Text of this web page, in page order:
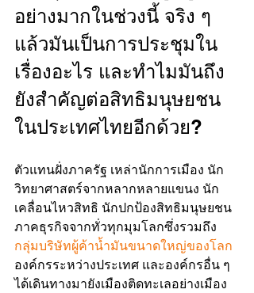
อย่างมากในช่วงนี้ จริง ๆ
แล้วมันเป็นการประชุมใน
เรื่องอะไร และทำไมมันถึง
ยังสำคัญต่อสิทธิมนุษยชน
ในประเทศไทยอีกด้วย?
ตัวแทนฝั่งภาครัฐ เหล่านักการเมือง นัก
วิทยาศาสตร์จากหลากหลายแขนง นัก
เคลื่อนไหวสิทธิ นักปกป้องสิทธิมนุษยชน
ภาคธุรกิจจากทั่วทุกมุมโลกซึ่งรวมถึง
กลุ่มบริษัทผู้ค้าน้ำมันขนาดใหญ่ของโลก
องค์กรระหว่างประเทศ และองค์กรอื่น ๆ
ได้เดินทางมายังเมืองติดทะเลอย่างเมือง